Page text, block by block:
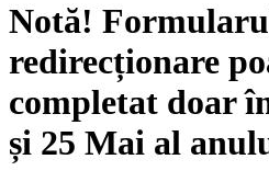
Notă!
redirecționare
completat doar
și 25 Mai al